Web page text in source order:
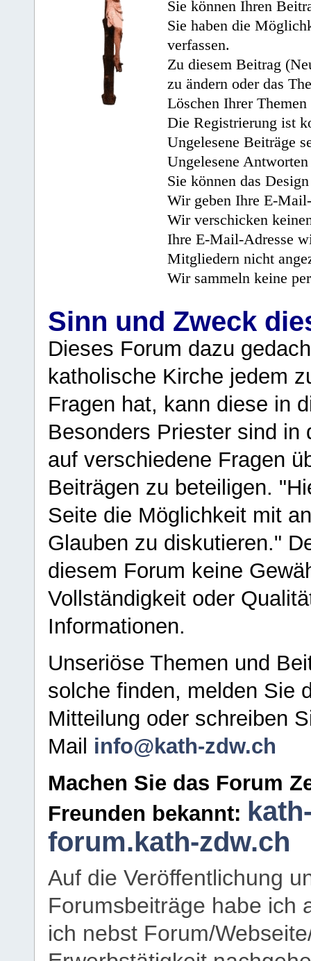
Sie können Ihren
Sie haben die
verfassen.
Zu diesem Beitrag
zu ändern oder das
Löschen Ihrer
Die Registrierung ist
Ungelesene Beiträge
Ungelesene
Sie können das
Wir geben Ihre E-
Wir verschicken
Ihre E-Mail-Adresse
Mitgliedern nicht
Wir sammeln keine
Sinn und Zweck
Dieses Forum dazu
katholische Kirche jedem
Fragen hat, kann diese in
Besonders Priester sind in
auf verschiedene Fragen
Beiträgen zu beteiligen.
Seite die Möglichkeit mit
Glauben zu diskutieren."
diesem Forum keine
Vollständigkeit oder
Informationen.
Unseriöse Themen und
solche finden, melden Sie
Mitteilung oder schreiben
Mail info@kath-zdw.ch
Machen Sie das Forum
Freunden bekannt:
forum.kath-zdw.ch
Auf die Veröffentlichung
Forumsbeiträge habe ich
ich nebst Forum/